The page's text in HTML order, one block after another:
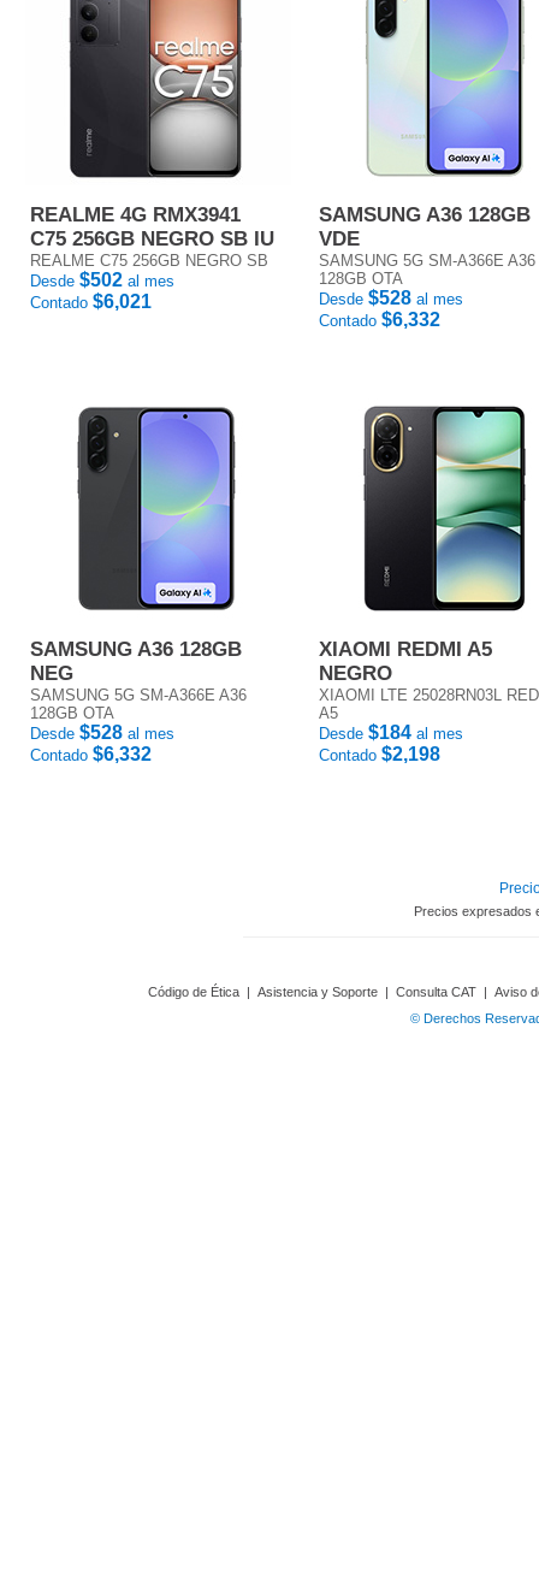
REALME 4G RMX3941
C75 256GB NEGRO SB IU
REALME C75 256GB NEGRO SB
Desde $502 al mes
Contado $6,021
SAMSUNG A36 128GB
VDE
SAMSUNG 5G SM-A366E A36
128GB OTA
Desde $528 al mes
Contado $6,332
SAMSUNG A36 128GB
NEG
SAMSUNG 5G SM-A366E A36
128GB OTA
Desde $528 al mes
Contado $6,332
XIAOMI REDMI A5
NEGRO
XIAOMI LTE 25028RN03L
A5
Desde $184 al mes
Contado $2,198
Precios expresados
Código de Ética | Asistencia y Soporte | Consulta CAT | Aviso
© Derechos